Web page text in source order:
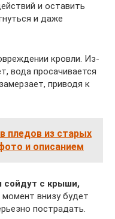
и оставить
и даже
кровли. Из-
вода просачивается
приводя к
пледов из старых
и описанием
сойдут с крыши,
момент внизу будет
пострадать.